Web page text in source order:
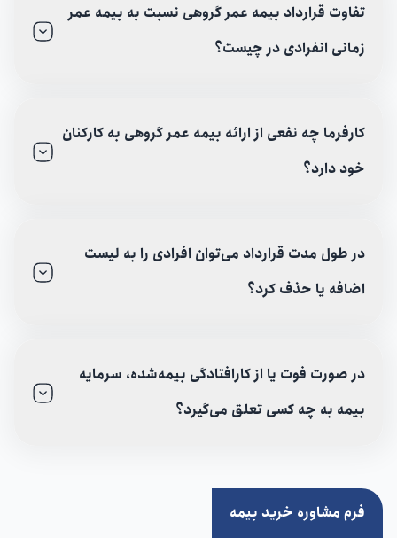
تفاوت قرارداد بیمه عمر گروهی نسبت به بیمه عمر
زمانی انفرادی در چیست؟
کارفرما چه نفعی از ارائه بیمه عمر گروهی به کارکنان
خود دارد؟
در طول مدت قرارداد می‌توان افرادی را به لیست
اضافه یا حذف کرد؟
در صورت فوت یا از کارافتادگی بیمه‌شده، سرمایه
بیمه به چه کسی تعلق می‌گیرد؟
فرم مشاوره خرید بیمه